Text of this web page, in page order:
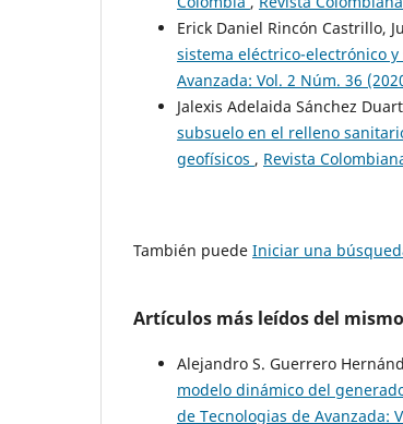
Erick Daniel Rincón Castrillo,
sistema eléctrico-electrónico
Avanzada: Vol. 2 Núm. 36
Jalexis Adelaida Sánchez
subsuelo en el relleno
geofísicos , Revista
También puede Iniciar una
Artículos más leídos del
Alejandro S. Guerrero
modelo dinámico del
de Tecnologias de Avanzada: